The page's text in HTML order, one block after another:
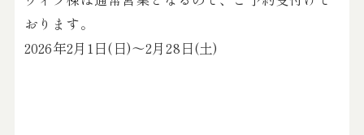
おります。
2026年2月1日(日)～2月28日(土)